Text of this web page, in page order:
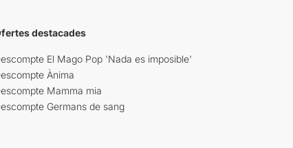
destacades
El Mago Pop 'Nada es imposible'
Ànima
Mamma mia
Germans de sang